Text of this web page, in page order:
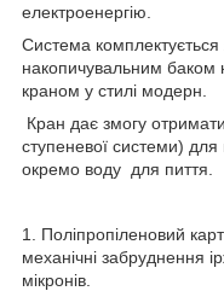
електроенергію.
Система
накопичувальним баком
краном у стилі модерн.
Кран дає змогу
ступеневої системи) для
окремо воду для пиття.
1. Поліпропіленовий
механічні забруднення
мікронів.